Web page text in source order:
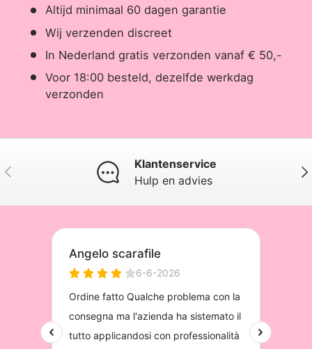
Altijd minimaal 60 dagen garantie
Wij verzenden discreet
In Nederland gratis verzonden vanaf € 50,-
Voor 18:00 besteld, dezelfde werkdag
verzonden
Vorige
Klantenservice
Hulp en advies